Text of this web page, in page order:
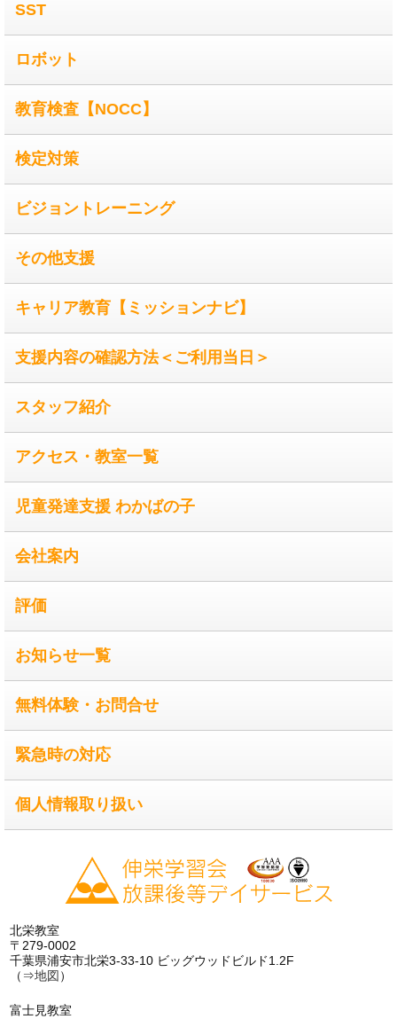
SST
ロボット
教育検査【NOCC】
検定対策
ビジョントレーニング
その他支援
キャリア教育【ミッションナビ】
支援内容の確認方法＜ご利用当日＞
スタッフ紹介
アクセス・教室一覧
児童発達支援 わかばの子
会社案内
評価
お知らせ一覧
無料体験・お問合せ
緊急時の対応
個人情報取り扱い
北栄教室
〒279-0002
千葉県浦安市北栄3-33-10 ビッグウッドビルド1.2F
（⇒地図 ）
富士見教室